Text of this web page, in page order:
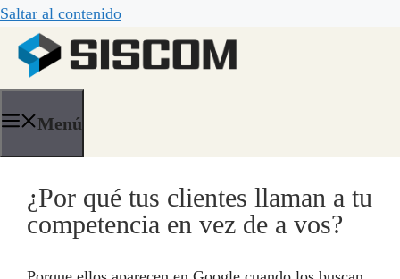
Saltar al contenido
Menú
¿Por qué tus clientes llaman a tu
competencia en vez de a vos?